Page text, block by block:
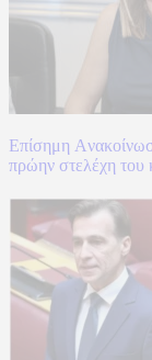
Επίσημη
πρώην στελέχη